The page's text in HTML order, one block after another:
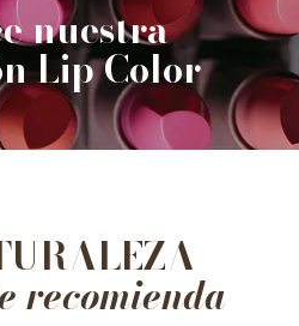
nuestra
Lip Color
recomienda